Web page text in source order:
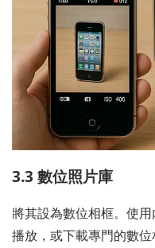
3.3 數位照片庫
將其設為數位相框。使
播放，或下載專門的數位